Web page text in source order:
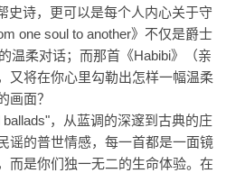
史诗，更可以是每个人内心关于守
one soul to another》不仅是爵士
温柔对话；而那首《Habibi》（亲
又将在你心里勾勒出怎样一幅温柔
画面？
，从蓝调的深邃到古典的庄
谣的普世情感，每一首都是一面镜
而是你们独一无二的生命体验。在